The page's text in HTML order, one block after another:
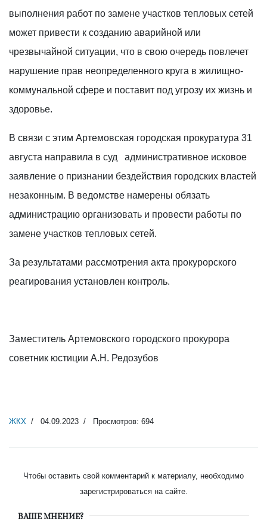
выполнения работ по замене участков тепловых сетей
может привести к созданию аварийной или
чрезвычайной ситуации, что в свою очередь повлечет
нарушение прав неопределенного круга в жилищно-
коммунальной сфере и поставит под угрозу их жизнь и
здоровье.
В связи с этим Артемовская городская прокуратура 31
августа направила в суд административное исковое
заявление о признании бездействия городских властей
незаконным. В ведомстве намерены обязать
администрацию организовать и провести работы по
замене участков тепловых сетей.
За результатами рассмотрения акта прокурорского
реагирования установлен контроль.
Заместитель Артемовского городского прокурора
советник юстиции А.Н. Редозубов
ЖКХ 04.09.2023 Просмотров: 694
Чтобы оставить свой комментарий к материалу, необходимо
зарегистрироваться на сайте.
ВАШЕ МНЕНИЕ?